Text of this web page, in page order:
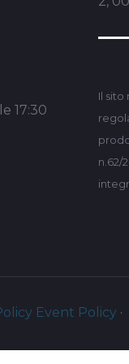
17:30
Il
n.62/
Event Policy ·